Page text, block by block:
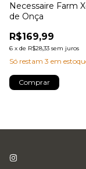
Necessaire Farm
de Onça
R$169,99
6 x de R$28,33 sem juros
Só restam 3 em